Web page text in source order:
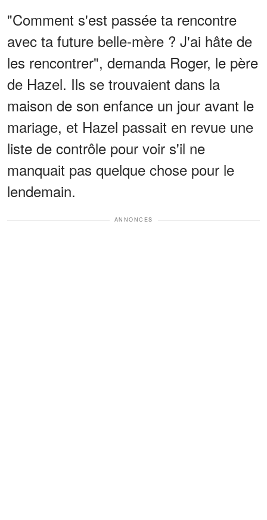
"Comment s'est passée ta rencontre
avec ta future belle-mère ? J'ai hâte de
les rencontrer", demanda Roger, le père
de Hazel. Ils se trouvaient dans la
maison de son enfance un jour avant le
mariage, et Hazel passait en revue une
liste de contrôle pour voir s'il ne
manquait pas quelque chose pour le
lendemain.
ANNONCES